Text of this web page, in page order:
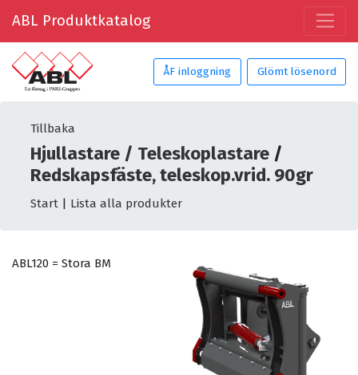
ABL Produktkatalog
ÅF inloggning Glömt lösenord
Tillbaka
Hjullastare / Teleskoplastare/
Redskapsfäste, teleskop.vrid. 90gr
Start| Lista alla produkter
ABL120 = Stora BM